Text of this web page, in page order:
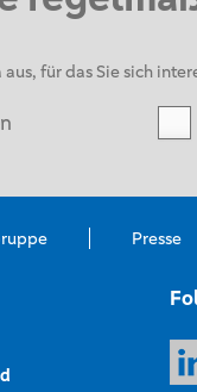
für das Sie sich
Presse